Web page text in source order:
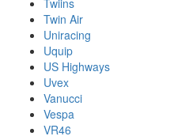
Twiins
Twin Air
Uniracing
Uquip
US Highways
Uvex
Vanucci
Vespa
VR46